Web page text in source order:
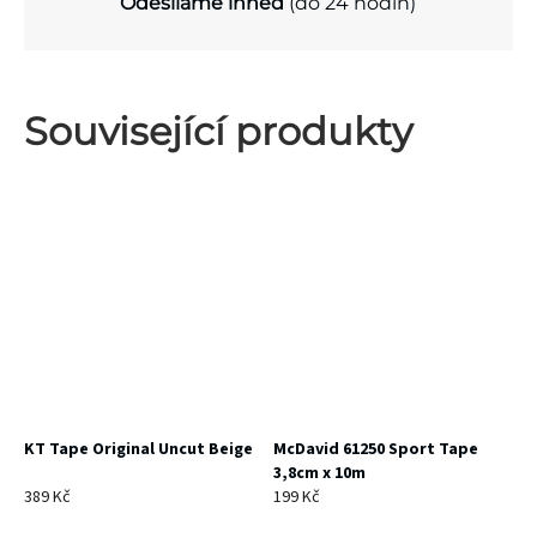
Související produkty
KT Tape Original Uncut Beige
389 Kč
McDavid 61250 Sport Tape
3,8cm x 10m
199 Kč